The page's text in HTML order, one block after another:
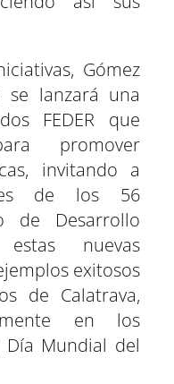
Gómez
lanzará una
FEDER que
promover
invitando a
de los 56
de Desarrollo
nuevas
exitosos
de Calatrava,
en los
Mundial del